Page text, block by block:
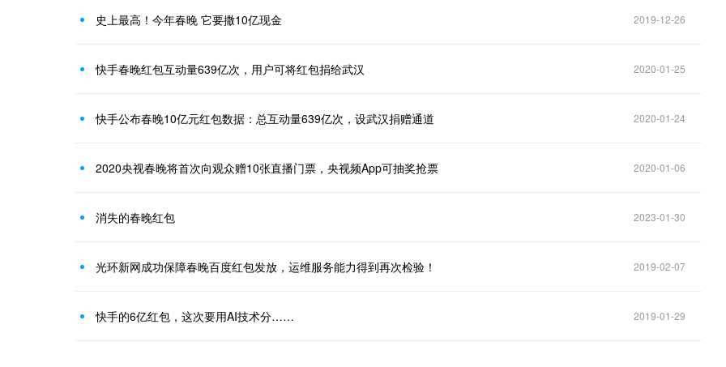
史上最高！今年春晚 它要撒10亿现金 2019-12-26
快手春晚红包互动量639亿次，用户可将红包捐给武汉 2020-01-25
快手公布春晚10亿元红包数据：总互动量639亿次，设武汉捐赠通道 2020-01-24
2020央视春晚将首次向观众赠10张直播门票，央视频App可抽奖抢票 2020-01-06
消失的春晚红包 2023-01-30
光环新网成功保障春晚百度红包发放，运维服务能力得到再次检验！ 2019-02-07
快手的6亿红包，这次要用AI技术分…… 2019-01-29